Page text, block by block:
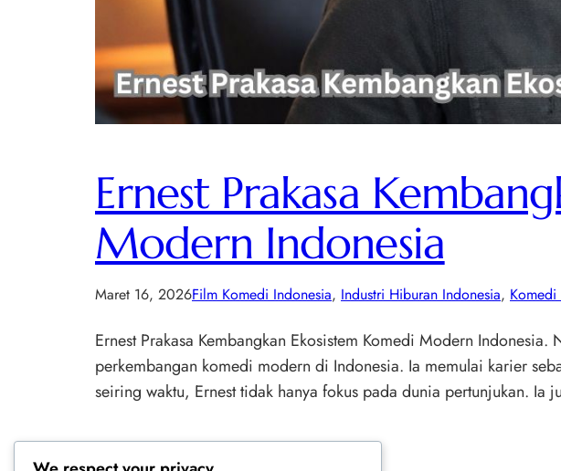
Ernest Prakasa
Modern Indonesia
Maret 16, 2026Film Komedi Indonesia, Industri Hiburan Indonesia, Komedi
Ernest Prakasa Kembangkan Ekosistem Komedi Modern
perkembangan komedi modern di Indonesia. Ia memulai karier
seiring waktu, Ernest tidak hanya fokus pada dunia pertunjukan.